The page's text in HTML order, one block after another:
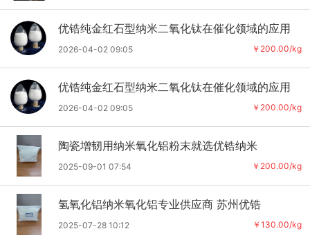
优锆纯金红石型纳米二氧化钛在催化领域的应用
￥200.00/kg
2026-04-02 09:05
优锆纯金红石型纳米二氧化钛在催化领域的应用
￥200.00/kg
2026-04-02 09:05
陶瓷增韧用纳米氧化铝粉末就选优锆纳米
￥200.00/kg
2025-09-01 07:54
氢氧化铝纳米氧化铝专业供应商 苏州优锆
￥130.00/kg
2025-07-28 10:12